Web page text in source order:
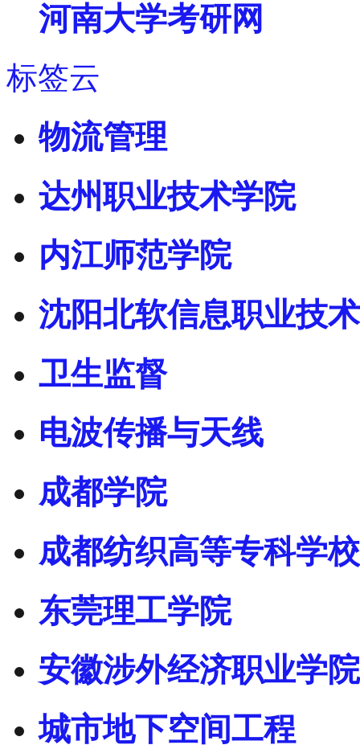
河南大学考研网
标签云
物流管理
达州职业技术学院
内江师范学院
沈阳北软信息职业技
卫生监督
电波传播与天线
成都学院
成都纺织高等专科学校
东莞理工学院
安徽涉外经济职业学院
城市地下空间工程